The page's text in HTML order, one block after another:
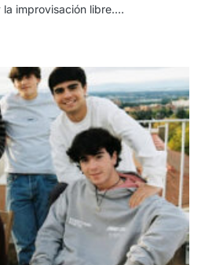
improvisación libre.…